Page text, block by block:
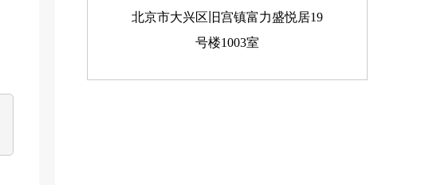
北京市大兴区旧宫镇富力盛悦居19
号楼1003室